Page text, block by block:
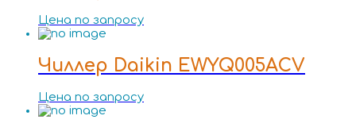
Цена по запросу
Чиллер Daikin EWYQ005ACV
Цена по запросу